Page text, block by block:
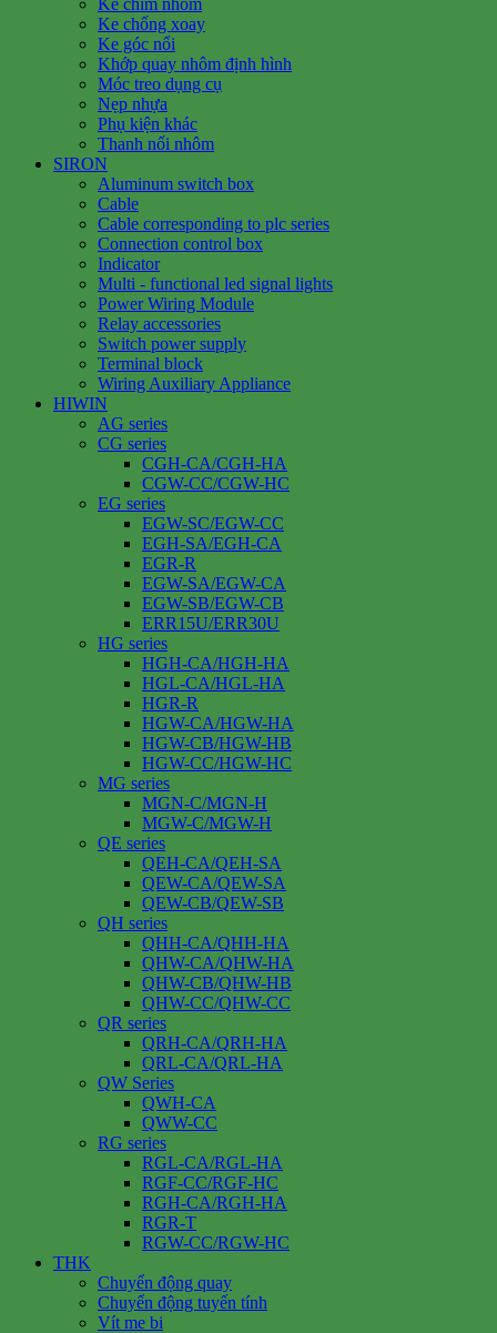
Ke chống xoay
Ke góc nổi
Khớp quay nhôm định hình
Móc treo dụng cụ
Nẹp nhựa
Phụ kiện khác
Thanh nối nhôm
SIRON
Aluminum switch box
Cable
Cable corresponding to plc series
Connection control box
Indicator
Multi - functional led signal lights
Power Wiring Module
Relay accessories
Switch power supply
Terminal block
Wiring Auxiliary Appliance
HIWIN
AG series
CG series
CGH-CA/CGH-HA
CGW-CC/CGW-HC
EG series
EGW-SC/EGW-CC
EGH-SA/EGH-CA
EGR-R
EGW-SA/EGW-CA
EGW-SB/EGW-CB
ERR15U/ERR30U
HG series
HGH-CA/HGH-HA
HGL-CA/HGL-HA
HGR-R
HGW-CA/HGW-HA
HGW-CB/HGW-HB
HGW-CC/HGW-HC
MG series
MGN-C/MGN-H
MGW-C/MGW-H
QE series
QEH-CA/QEH-SA
QEW-CA/QEW-SA
QEW-CB/QEW-SB
QH series
QHH-CA/QHH-HA
QHW-CA/QHW-HA
QHW-CB/QHW-HB
QHW-CC/QHW-CC
QR series
QRH-CA/QRH-HA
QRL-CA/QRL-HA
QW Series
QWH-CA
QWW-CC
RG series
RGL-CA/RGL-HA
RGF-CC/RGF-HC
RGH-CA/RGH-HA
RGR-T
RGW-CC/RGW-HC
THK
Chuyển động quay
Chuyển động tuyến tính
Vít me bi